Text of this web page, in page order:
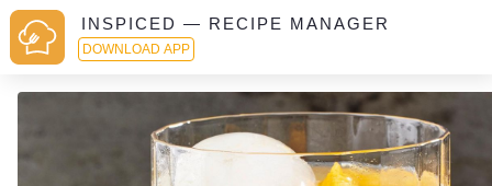
INSPICED — RECIPE MANAGER
DOWNLOAD APP